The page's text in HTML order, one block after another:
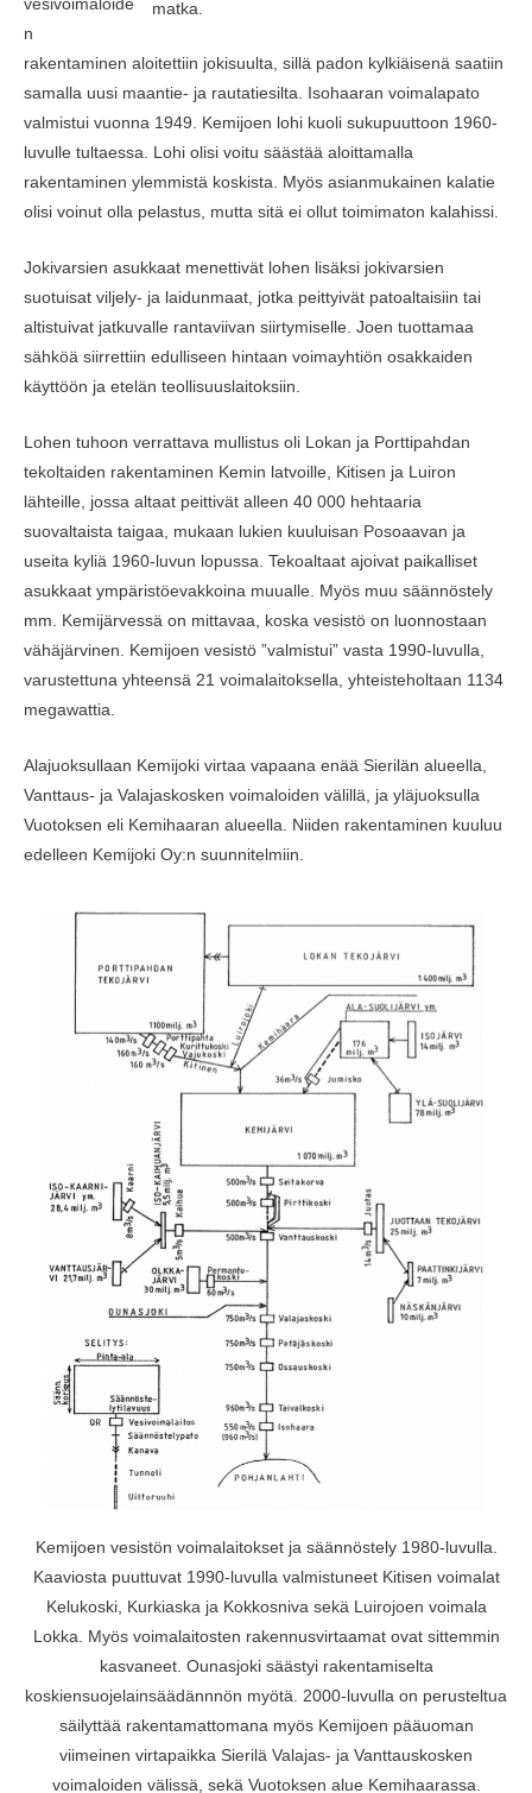
matka.
vesivoimaloide
n
rakentaminen aloitettiin jokisuulta, sillä padon kylkiäisenä saatiin
samalla uusi maantie- ja rautatiesilta. Isohaaran voimalapato
valmistui vuonna 1949. Kemijoen lohi kuoli sukupuuttoon 1960-
luvulle tultaessa. Lohi olisi voitu säästää aloittamalla
rakentaminen ylemmistä koskista. Myös asianmukainen kalatie
olisi voinut olla pelastus, mutta sitä ei ollut toimimaton kalahissi.
Jokivarsien asukkaat menettivät lohen lisäksi jokivarsien
suotuisat viljely- ja laidunmaat, jotka peittyivät patoaltaisiin tai
altistuivat jatkuvalle rantaviivan siirtymiselle. Joen tuottamaa
sähköä siirrettiin edulliseen hintaan voimayhtiön osakkaiden
käyttöön ja etelän teollisuuslaitoksiin.
Lohen tuhoon verrattava mullistus oli Lokan ja Porttipahdan
tekoltaiden rakentaminen Kemin latvoille, Kitisen ja Luiron
lähteille, jossa altaat peittivät alleen 40 000 hehtaaria
suovaltaista taigaa, mukaan lukien kuuluisan Posoaavan ja
useita kyliä 1960-luvun lopussa. Tekoaltaat ajoivat paikalliset
asukkaat ympäristöevakkoina muualle. Myös muu säännöstely
mm. Kemijärvessä on mittavaa, koska vesistö on luonnostaan
vähäjärvinen. Kemijoen vesistö ”valmistui” vasta 1990-luvulla,
varustettuna yhteensä 21 voimalaitoksella, yhteisteholtaan 1134
megawattia.
Alajuoksullaan Kemijoki virtaa vapaana enää Sierilän alueella,
Vanttaus- ja Valajaskosken voimaloiden välillä, ja yläjuoksulla
Vuotoksen eli Kemihaaran alueella. Niiden rakentaminen kuuluu
edelleen Kemijoki Oy:n suunnitelmiin.
Kemijoen vesistön voimalaitokset ja säännöstely 1980-luvulla.
Kaaviosta puuttuvat 1990-luvulla valmistuneet Kitisen voimalat
Kelukoski, Kurkiaska ja Kokkosniva sekä Luirojoen voimala
Lokka. Myös voimalaitosten rakennusvirtaamat ovat sittemmin
kasvaneet. Ounasjoki säästyi rakentamiselta
koskiensuojelainsäädännnön myötä. 2000-luvulla on perusteltua
säilyttää rakentamattomana myös Kemijoen pääuoman
viimeinen virtapaikka Sierilä Valajas- ja Vanttauskosken
voimaloiden välissä, sekä Vuotoksen alue Kemihaarassa.